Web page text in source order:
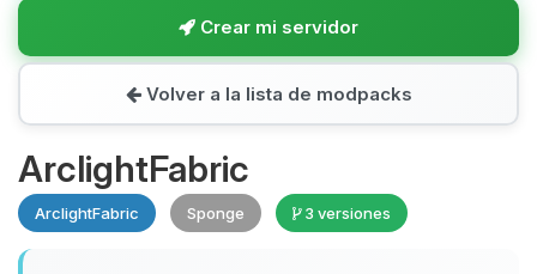
Crear mi servidor
Volver a la lista de modpacks
ArclightFabric
ArclightFabric Sponge 3 versiones